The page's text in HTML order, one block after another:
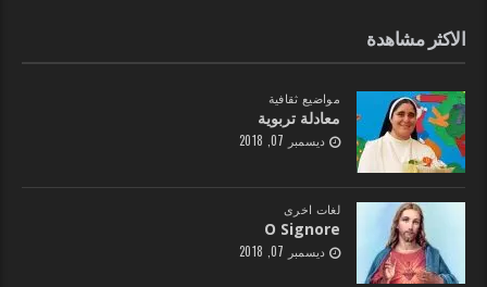
الاكثر مشاهدة
مواضيع ثقافية
معادلة تربوية
ديسمبر 07, 2018
لغات اخرى
O Signore
ديسمبر 07, 2018